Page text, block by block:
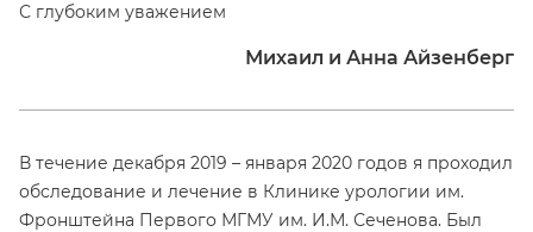
С глубоким уважением
Михаил и Анна Айзенберг
В течение декабря 2019 – января 2020 годов я проходил
обследование и лечение в Клинике урологии им.
Фронштейна Первого МГМУ им. И.М. Сеченова. Был